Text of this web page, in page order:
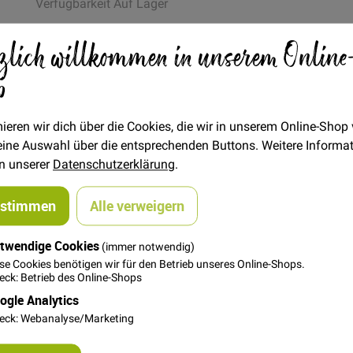
willkommen in unserem
wir dich über die Cookies, die wir in unserem Online-Shop
Auswahl über die entsprechenden Buttons. Weitere
unsererDatenschutzerklärung.
Alle verweigern
Cookies (immer notwendig)
Cookies benötigen wir für den Betrieb unseres Online-Shops.
Betrieb des Online-Shops
Analytics
Webanalyse/Marketing
13,00 €
Menge
In den Warenkorb
Anteil für die Formstabilität. Das Bündchen ist als
Am besten verarbeitet man das Bündchen doppelt,
als saubere Kante. Die Breite muss man sich